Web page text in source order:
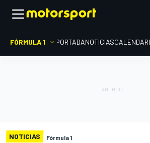
FÓRMULA 1 PORTADANOTICIAS
NOTICIAS Fórmula 1